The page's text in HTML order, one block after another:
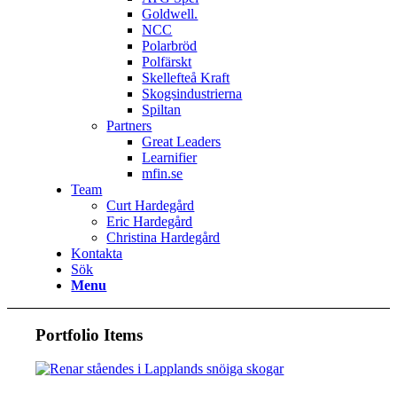
Goldwell.
NCC
Polarbröd
Polfärskt
Skellefteå Kraft
Skogsindustrierna
Spiltan
Partners
Great Leaders
Learnifier
mfin.se
Team
Curt Hardegård
Eric Hardegård
Christina Hardegård
Kontakta
Sök
Menu
Portfolio Items